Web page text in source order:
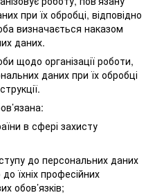
при їх обробці, відповідно
визначається наказом
даних.
щодо організації роботи,
даних при їх обробці
в сфері захисту
до персональних даних
до їхніх професійних
обов’язків;